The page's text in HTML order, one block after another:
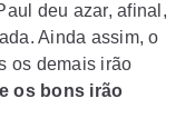
deu azar, afinal,
Ainda assim, o
os demais irão
os bons irão